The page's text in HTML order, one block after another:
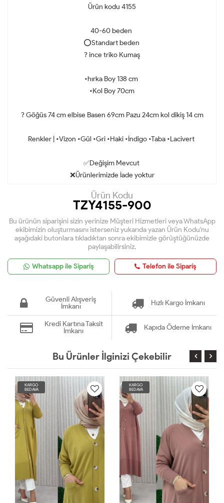
Ürün kodu 4155
40-60 beden
⭕️Standart beden
? ince triko Kumaş
•hırka Boy 138 cm
•Kol Boy 70cm
? Göğüs 74 cm elbise Basen 69cm Pazu 24cm kol dikiş 14 cm
Renkler | •Vizon •Gül •Gri •Haki •İndigo •Taba •Lacivert
✅Değişim Mevcut
❌Ürünlerimizde İade yoktur
Ürün Kodu
TZY4155-900
Bu ürünün siparişini sizin yerinize Müşteri Hizmetleri veya WhatsApp
ekibimizin oluşturmasını isterseniz yukarıda yazan Ürün Kodu'nu
aşağıdaki butonlara tıkladıktan sonra ekibimizle görüştüğünüzde
paylaşabilirsiniz.
Whatsapp ile Sipariş Telefon ile Sipariş
Güvenli Alışveriş
İmkanı
Hızlı Kargo İmkanı
Kredi Kartına Taksit
İmkanı
Kapıda Ödeme İmkanı
Bu Ürünler İlginizi Çekebilir
KARGO
BEDAVA
KARGO
BEDAVA